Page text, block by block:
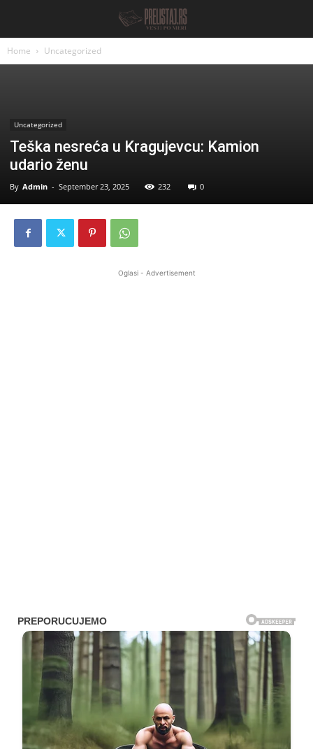
Home Uncategorized
Uncategorized
Teška nesreća u Kragujevcu: Kamion
udario ženu
By Admin - September 23, 2025 232 0
Oglasi - Advertisement